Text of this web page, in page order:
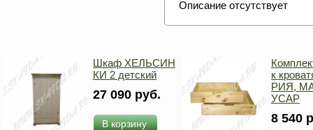
Описание отсутствует
Шкаф ХЕЛЬСИН
КИ 2 детский
27 090 руб.
В корзину
к
РИЯ,
УСАР
8 540